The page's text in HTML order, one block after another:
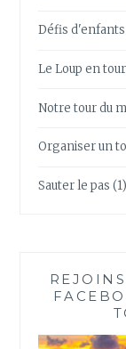
Défis d'enfants
Le Loup en
Notre tour du
Organiser un
Sauter le pas (1)